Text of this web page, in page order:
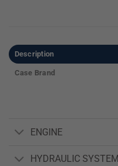
Description
Case Brand
ENGINE
HYDRAULIC SYSTEM